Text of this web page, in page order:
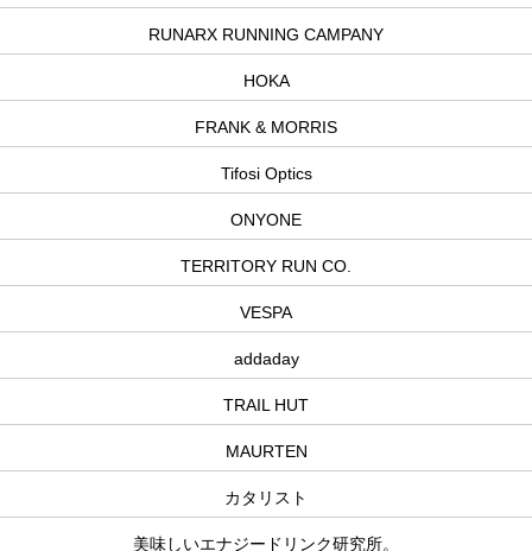
RUNARX RUNNING CAMPANY
HOKA
FRANK & MORRIS
Tifosi Optics
ONYONE
TERRITORY RUN CO.
VESPA
addaday
TRAIL HUT
MAURTEN
カタリスト
美味しいエナジードリンク研究所。